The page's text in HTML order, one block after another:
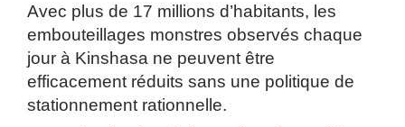
Avec plus de 17 millions d’habitants, les
embouteillages monstres observés chaque
jour à Kinshasa ne peuvent être
efficacement réduits sans une politique de
stationnement rationnelle.